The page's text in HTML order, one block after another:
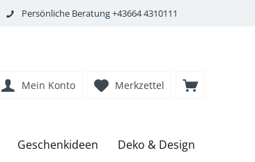
Persönliche Beratung +43664 4310111
Merkzettel
Mein Konto
Geschenkideen Deko & Design